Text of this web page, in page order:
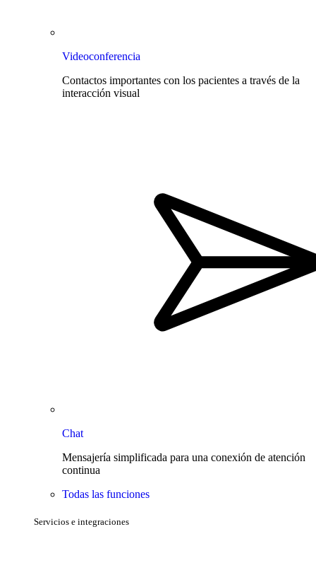
Videoconferencia
Contactos importantes con los pacientes a través de la
interacción visual
Chat
Mensajería simplificada para una conexión de atención
continua
Todas las funciones
Servicios e integraciones